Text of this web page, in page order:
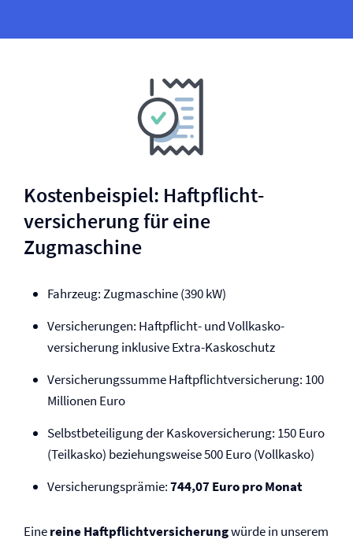
Kostenbeispiel: Haftpflicht­
versicherung für eine
Zugmaschine
Fahrzeug: Zugmaschine (390 kW)
Versicherungen: Haftpflicht- und Vollkasko­
versicherung inklusive Extra-Kaskoschutz
Versicherungssumme Haftpflicht­versicherung: 100
Millionen Euro
Selbst­beteiligung der Kasko­versicherung: 150 Euro
(Teilkasko) beziehungsweise 500 Euro (Vollkasko)
Versicherungsprämie:744,07 Euro pro Monat
Einereine Haftpflicht­versicherungwürde in unserem